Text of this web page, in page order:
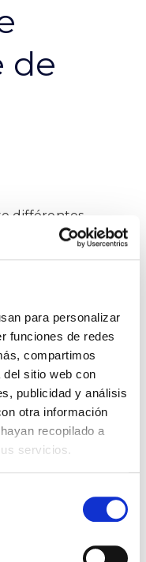
para personalizar
funciones de redes
compartimos
del sitio web con
publicidad y análisis
otra información
recopilado a
servicios.
de
différentes
un éclairage
du projet.